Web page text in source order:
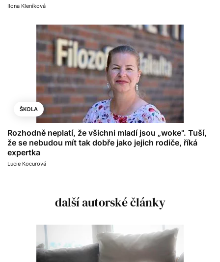
Ilona Kleníková
ŠKOLA
Rozhodně neplatí, že všichni mladí jsou „woke". Tuší,
že se nebudou mít tak dobře jako jejich rodiče, říká
expertka
Lucie Kocurová
další autorské články